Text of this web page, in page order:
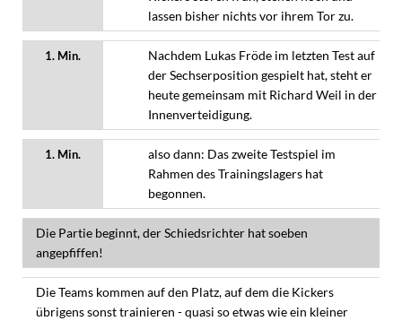
lassen bisher nichts vor ihrem Tor zu.
1. Min.
Nachdem Lukas Fröde im letzten Test auf
der Sechserposition gespielt hat, steht er
heute gemeinsam mit Richard Weil in der
Innenverteidigung.
1. Min.
also dann: Das zweite Testspiel im
Rahmen des Trainingslagers hat
begonnen.
Die Partie beginnt, der Schiedsrichter hat soeben
angepfiffen!
Die Teams kommen auf den Platz, auf dem die Kickers
übrigens sonst trainieren - quasi so etwas wie ein kleiner